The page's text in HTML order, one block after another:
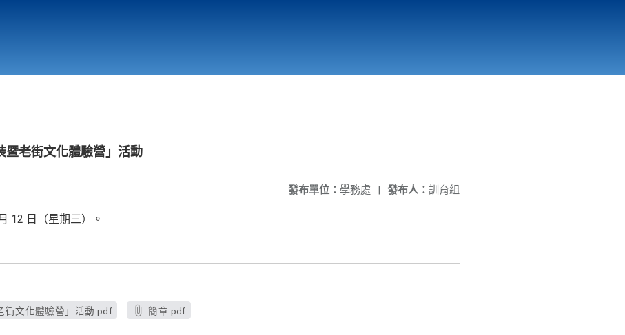
暨老街文化體驗營」活動
發布人： 訓育組
發布單位： 學務處 |
12 日（星期三）。
街文化體驗營」活動.pdf 簡章.pdf